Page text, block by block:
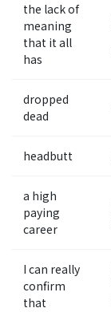
the lack of
meaning
that it all
has
dropped
dead
headbutt
a high
paying
career
I can really
confirm
that